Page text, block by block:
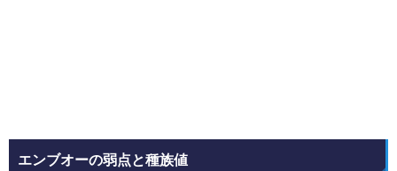
エンブオーの弱点と種族値